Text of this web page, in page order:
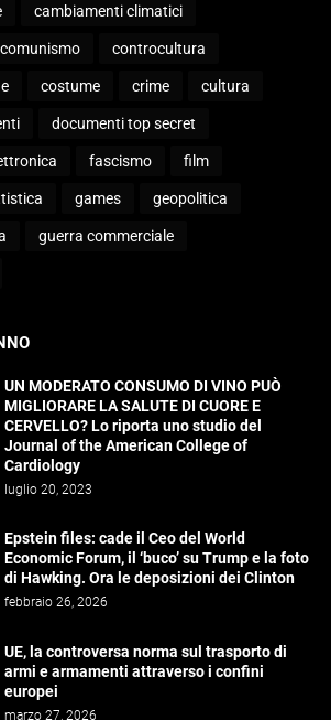
cambiamenti climatici
comunismo controcultura
costume crime cultura
documenti top secret
fascismo film
games geopolitica
guerra commerciale
UN MODERATO CONSUMO DI VINO PUÒ
MIGLIORARE LA SALUTE DI CUORE E
CERVELLO? Lo riporta uno studio del
Journal of the American College of
Cardiology
luglio 20, 2023
Epstein files: cade il Ceo del World
Economic Forum, il ‘buco’ su Trump e la foto
di Hawking. Ora le deposizioni dei Clinton
febbraio 26, 2026
UE, la controversa norma sul trasporto di
armi e armamenti attraverso i confini
europei
marzo 27, 2026